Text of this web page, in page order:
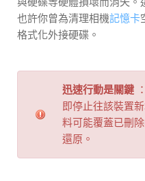
也許你曾為清理相機記憶卡
格式化外接硬碟。
迅速行動是關鍵
即停止往該裝置
料可能覆蓋已刪
還原。